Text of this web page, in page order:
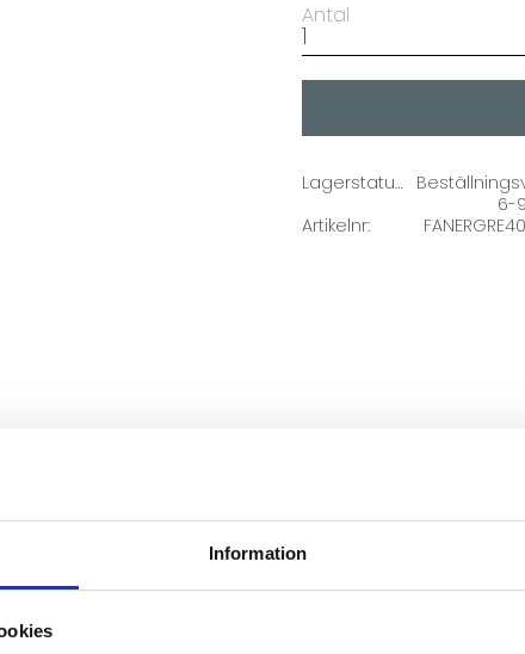
Information
Antal
Lagerstatus
6-
Artikelnr
stommar.